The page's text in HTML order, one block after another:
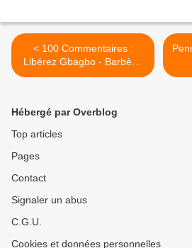
< 100 Commentaires :
Libérez Gbagbo - Barbès -
1er novembre 2012
Hébergé par Overblog
Top articles
Pages
Contact
Signaler un abus
C.G.U.
Cookies et données personnelles